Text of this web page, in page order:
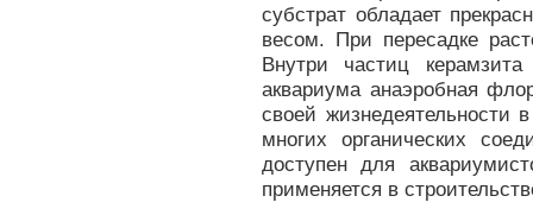
субстрат обладает
весом. При пересадке
Внутри частиц
аквариума анаэробная
своей жизнедеятельности
многих органических
доступен для
применяется в